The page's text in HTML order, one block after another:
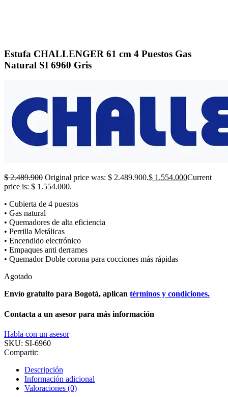
Estufa CHALLENGER 61 cm 4 Puestos Gas
Natural SI 6960 Gris
$2.489.900 Original price was: $ 2.489.900.$ 1.554.000Current
price is: $ 1.554.000.
• Cubierta de 4 puestos
• Gas natural
• Quemadores de alta eficiencia
• Perrilla Metálicas
• Encendido electrónico
• Empaques anti derrames
• Quemador Doble corona para cocciones más rápidas
Agotado
Envío gratuito para Bogotá, aplican términos y condiciones.
Contacta a un asesor para más información
Habla con un asesor
SKU: SI-6960
Compartir:
Descripción
Información adicional
Valoraciones (0)